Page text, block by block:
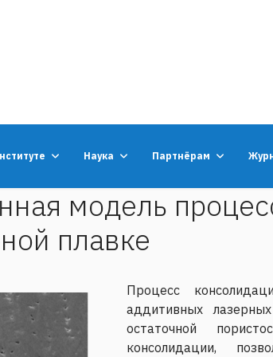
Наука Партнёрам
модель
плавке
Процесс
аддитивных
остаточной
консолидации,